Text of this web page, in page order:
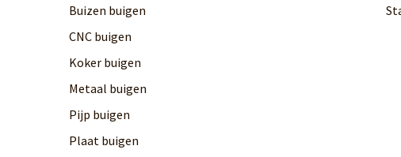
Buizen buigen
CNC buigen
Koker buigen
Metaal buigen
Pijp buigen
Plaat buigen